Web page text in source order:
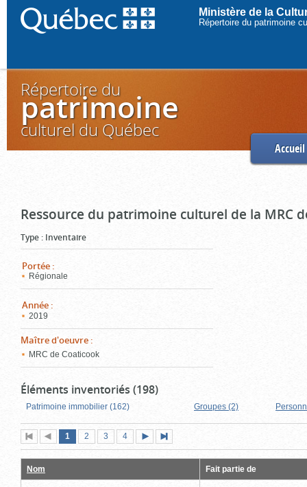
Ministère de la
Répertoire du patrimoine
Répertoire du
patrimoine
culturel du Québec
Accueil
Ressource du patrimoine culturel de la MRC
Type : Inventaire
Portée :
Régionale
Année :
2019
Maître d'oeuvre :
MRC de Coaticook
Éléments inventoriés (198)
Patrimoine immobilier (162) Groupes (2)
Première
page
Page
précédente
Page
1 (page
actuelle)
Page
2 Page
3 Page
4
suivante
page
Nom Fait partie de